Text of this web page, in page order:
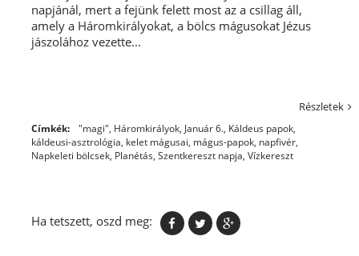
napjánál, mert a fejünk felett most az a csillag áll,
amely a Háromkirályokat, a bölcs mágusokat Jézus
jászolához vezette...
Részletek
Címkék: "magi", Háromkirályok, Január 6., Káldeus papok,
káldeusi-asztrológia, kelet mágusai, mágus-papok, napfivér,
Napkeleti bölcsek, Planétás, Szentkereszt napja, Vízkereszt
Ha tetszett, oszd meg: